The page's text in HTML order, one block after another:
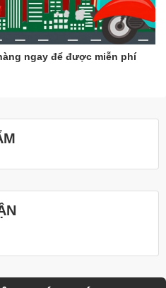
ngay để được miễn phí